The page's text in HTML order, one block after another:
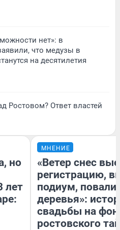
нет»: в
что медузы в
на десятилетия
Ростовом? Ответ властей
но
лет
МНЕНИЕ
«Ветер снес
регистрацию,
подиум,
деревья»:
свадьбы на
ростовского